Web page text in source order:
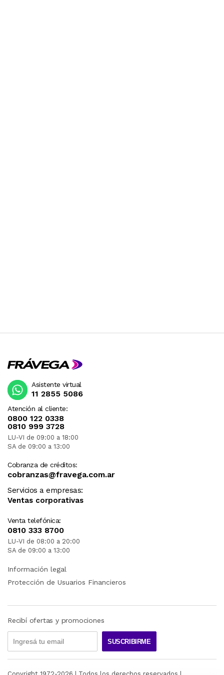
Atención al cliente:
0800 122 0338
0810 999 3728
LU-VI de 09:00 a 18:00
SA de 09:00 a 13:00
Cobranza de créditos:
cobranzas@fravega.com.ar
Servicios a empresas:
Ventas corporativas
Venta telefónica:
0810 333 8700
LU-VI de 08:00 a 20:00
SA de 09:00 a 13:00
Asistente virtual
11 2855 5086
Información legal
Protección de Usuarios Financieros
Recibí ofertas y promociones
SUSCRIBIRME